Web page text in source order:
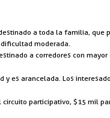
a toda la familia,
moderada.
a corredores con mayor
y es arancelada. Los
participativo, $15 mil